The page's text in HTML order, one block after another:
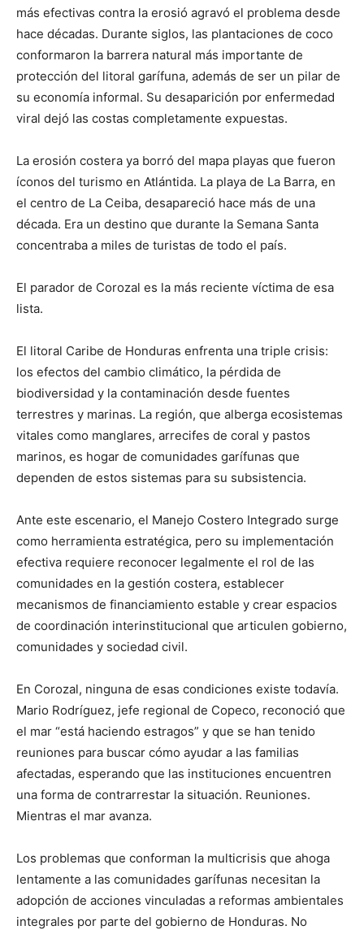
más efectivas contra la erosió agravó el problema desde
hace décadas. Durante siglos, las plantaciones de coco
conformaron la barrera natural más importante de
protección del litoral garífuna, además de ser un pilar de
su economía informal. Su desaparición por enfermedad
viral dejó las costas completamente expuestas.
La erosión costera ya borró del mapa playas que fueron
íconos del turismo en Atlántida. La playa de La Barra, en
el centro de La Ceiba, desapareció hace más de una
década. Era un destino que durante la Semana Santa
concentraba a miles de turistas de todo el país.
El parador de Corozal es la más reciente víctima de esa
lista.
El litoral Caribe de Honduras enfrenta una triple crisis:
los efectos del cambio climático, la pérdida de
biodiversidad y la contaminación desde fuentes
terrestres y marinas. La región, que alberga ecosistemas
vitales como manglares, arrecifes de coral y pastos
marinos, es hogar de comunidades garífunas que
dependen de estos sistemas para su subsistencia.
Ante este escenario, el Manejo Costero Integrado surge
como herramienta estratégica, pero su implementación
efectiva requiere reconocer legalmente el rol de las
comunidades en la gestión costera, establecer
mecanismos de financiamiento estable y crear espacios
de coordinación interinstitucional que articulen gobierno,
comunidades y sociedad civil.
En Corozal, ninguna de esas condiciones existe todavía.
Mario Rodríguez, jefe regional de Copeco, reconoció que
el mar “está haciendo estragos” y que se han tenido
reuniones para buscar cómo ayudar a las familias
afectadas, esperando que las instituciones encuentren
una forma de contrarrestar la situación. Reuniones.
Mientras el mar avanza.
Los problemas que conforman la multicrisis que ahoga
lentamente a las comunidades garífunas necesitan la
adopción de acciones vinculadas a reformas ambientales
integrales por parte del gobierno de Honduras. No